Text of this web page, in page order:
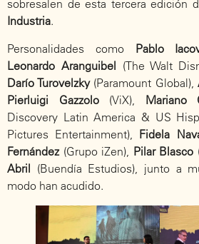
sobresalen de esta tercera edición
Industria.
Personalidades como Pablo
Leonardo Aranguibel (The Walt
Darío Turovelzky(Paramount Global),
Pierluigi Gazzolo(ViX), Mariano
Discovery Latin America & US
Pictures Entertainment), Fidela
Fernández (Grupo iZen), Pilar Blasco
Abril (Buendía Estudios), junto a
modo han acudido.